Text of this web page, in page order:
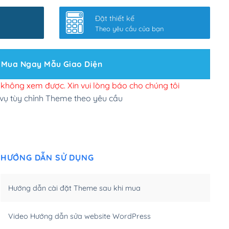
slider chính (+200,000₫)
site Wordpress(+100,000₫)
đăng web(+300,000₫)
tuỳ chọn
(+450,000₫)
Đặt thiết kế
Theo yêu cầu của bạn
Mua Ngay Mẫu Giao Diện
xem được. Xin vui lòng báo cho chúng tôi
tùy chỉnh Theme theo yêu cầu
HƯỚNG DẪN SỬ DỤNG
Hướng dẫn cài đặt Theme sau khi mua
Video Hướng dẫn sửa website WordPress